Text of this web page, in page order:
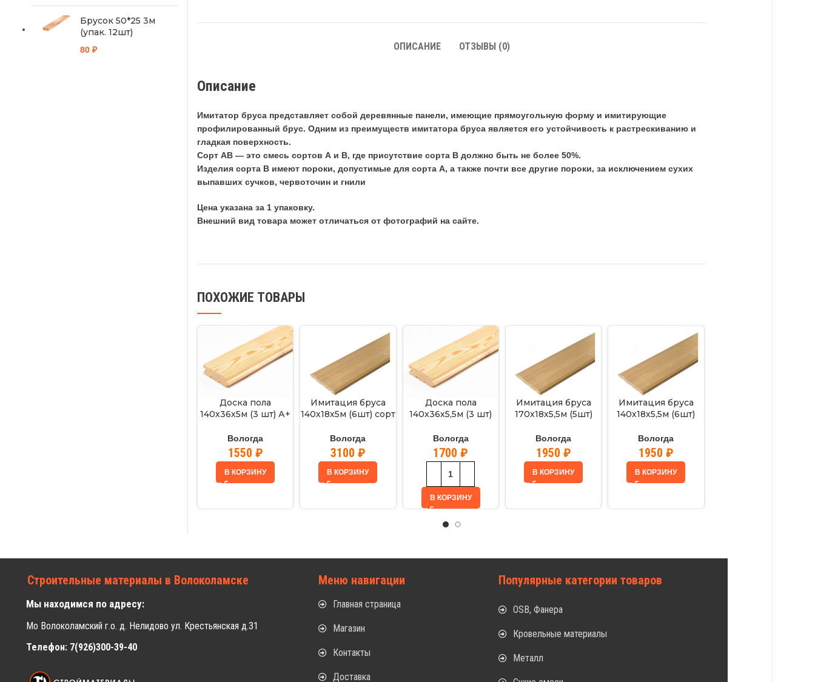
ОПИСАНИЕ ОТЗЫВЫ (0)
Описание
Имитатор бруса представляет собой деревянные панели, имеющие прямоугольную форму и имитирующие
профилированный брус. Одним из преимуществ имитатора бруса является его устойчивость к растрескиванию и
гладкая поверхность.
Сорт АВ — это смесь сортов А и В, где присутствие сорта В должно быть не более 50%.
Изделия сорта В имеют пороки, допустимые для сорта А, а также почти все другие пороки, за исключением сухих
выпавших сучков, червоточин и гнили
Цена указана за 1 упаковку.
Внешний вид товара может отличаться от фотографий на сайте.
ПОХОЖИЕ ТОВАРЫ
Доска пола
140х36х5м (3 шт) А+
Вологда
1550 ₽
В КОРЗИНУ
Имитация бруса
140х18х5м (6шт) сорт
Вологда
3100 ₽
В КОРЗИНУ
Доска пола
140х36х5,5м (3 шт)
Вологда
1700₽
В КОРЗИНУ
Имитация бруса
170х18х5,5м (5шт)
Вологда
1950 ₽
В КОРЗИНУ
Имитация бруса
140х18х5,5м (6шт)
Вологда
1950 ₽
В КОРЗИНУ
Брусок 50*25 3м
(упак. 12шт)
80 ₽
Строительные материалы в Волоколамске
Мы находимся по адресу:
Мо Волоколамский г.о. д. Нелидово ул. Крестьянская д.31
Телефон: 7(926)300-39-40
Меню навигации
Главная страница
Магазин
Контакты
Доставка
Популярные категории товаров
OSB, Фанера
Кровельные материалы
Металл